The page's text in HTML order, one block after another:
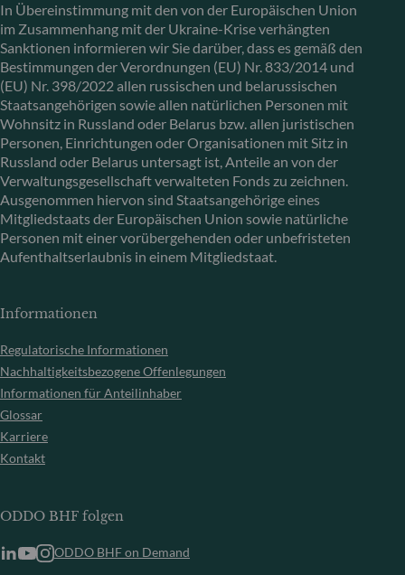
In Übereinstimmung mit den von der Europäischen Union
im Zusammenhang mit der Ukraine-Krise verhängten
Sanktionen informieren wir Sie darüber, dass es gemäß den
Bestimmungen der Verordnungen (EU) Nr. 833/2014 und
(EU) Nr. 398/2022 allen russischen und belarussischen
Staatsangehörigen sowie allen natürlichen Personen mit
Wohnsitz in Russland oder Belarus bzw. allen juristischen
Personen, Einrichtungen oder Organisationen mit Sitz in
Russland oder Belarus untersagt ist, Anteile an von der
Verwaltungsgesellschaft verwalteten Fonds zu zeichnen.
Ausgenommen hiervon sind Staatsangehörige eines
Mitgliedstaats der Europäischen Union sowie natürliche
Personen mit einer vorübergehenden oder unbefristeten
Aufenthaltserlaubnis in einem Mitgliedstaat.
Informationen
Regulatorische Informationen
Nachhaltigkeitsbezogene Offenlegungen
Informationen für Anteilinhaber
Glossar
Karriere
Kontakt
ODDO BHF folgen
ODDO BHF on Demand